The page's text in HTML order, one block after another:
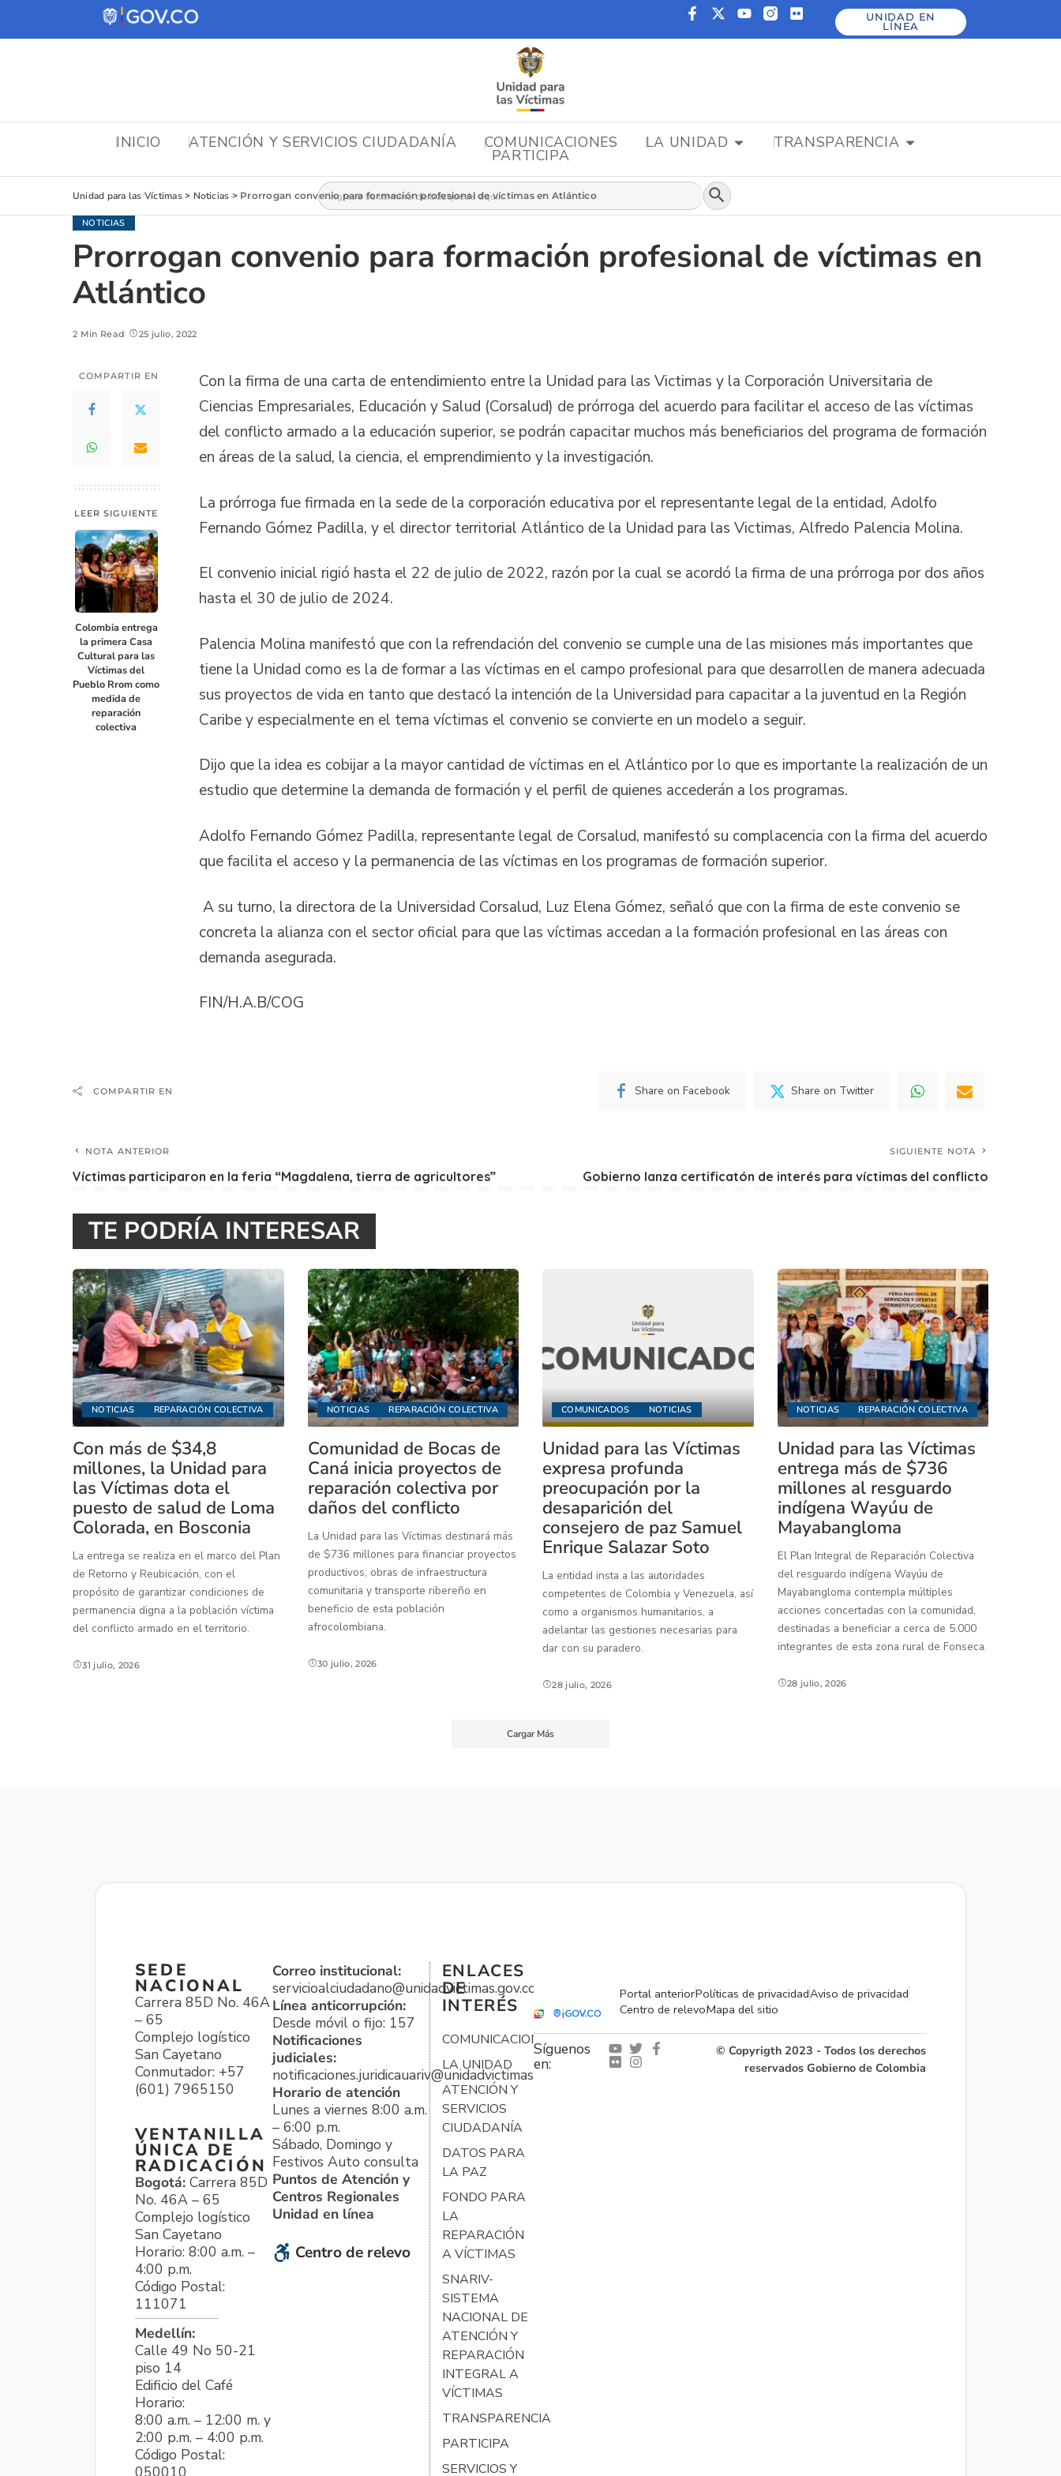
UNIDAD EN
LÍNEA
INICIO ATENCIÓN Y SERVICIOS CIUDADANÍA COMUNICACIONES LA UNIDAD TRANSPARENCIA
PARTICIPA
Buscar: Botón de búsqueda
Unidad para las Víctimas> Noticias > Prorrogan convenio para formación profesional de víctimas en Atlántico
NOTICIAS
Prorrogan convenio para formación profesional de víctimas en
Atlántico
2 Min Read 25 julio, 2022
COMPARTIR EN
LEER SIGUIENTE
Colombia entrega
la primera Casa
Cultural para las
Víctimas del
Pueblo Rrom como
medida de
reparación
colectiva
Con la firma de una carta de entendimiento entre la Unidad para las Victimas y la Corporación Universitaria de
Ciencias Empresariales, Educación y Salud (Corsalud) de prórroga del acuerdo para facilitar el acceso de las víctimas
del conflicto armado a la educación superior, se podrán capacitar muchos más beneficiarios del programa de formación
en áreas de la salud, la ciencia, el emprendimiento y la investigación.
La prórroga fue firmada en la sede de la corporación educativa por el representante legal de la entidad, Adolfo
Fernando Gómez Padilla, y el director territorial Atlántico de la Unidad para las Victimas, Alfredo Palencia Molina.
El convenio inicial rigió hasta el 22 de julio de 2022, razón por la cual se acordó la firma de una prórroga por dos años
hasta el 30 de julio de 2024.
Palencia Molina manifestó que con la refrendación del convenio se cumple una de las misiones más importantes que
tiene la Unidad como es la de formar a las víctimas en el campo profesional para que desarrollen de manera adecuada
sus proyectos de vida en tanto que destacó la intención de la Universidad para capacitar a la juventud en la Región
Caribe y especialmente en el tema víctimas el convenio se convierte en un modelo a seguir.
Dijo que la idea es cobijar a la mayor cantidad de víctimas en el Atlántico por lo que es importante la realización de un
estudio que determine la demanda de formación y el perfil de quienes accederán a los programas.
Adolfo Fernando Gómez Padilla, representante legal de Corsalud, manifestó su complacencia con la firma del acuerdo
que facilita el acceso y la permanencia de las víctimas en los programas de formación superior.
A su turno, la directora de la Universidad Corsalud, Luz Elena Gómez, señaló que con la firma de este convenio se
concreta la alianza con el sector oficial para que las víctimas accedan a la formación profesional en las áreas con
demanda asegurada.
FIN/H.A.B/COG
COMPARTIR EN Share on Facebook Share on Twitter
NOTA ANTERIOR
Víctimas participaron en la feria “Magdalena, tierra de agricultores”
SIGUIENTE NOTA
Gobierno lanza certificatón de interés para víctimas del conflicto
TE PODRÍA INTERESAR
NOTICIAS REPARACIÓN COLECTIVA
Con más de $34,8
millones, la Unidad para
las Víctimas dota el
puesto de salud de Loma
Colorada, en Bosconia
La entrega se realiza en el marco del Plan
de Retorno y Reubicación, con el
propósito de garantizar condiciones de
permanencia digna a la población víctima
del conflicto armado en el territorio.
31 julio, 2026
NOTICIAS REPARACIÓN COLECTIVA
Comunidad de Bocas de
Caná inicia proyectos de
reparación colectiva por
daños del conflicto
La Unidad para las Víctimas destinará más
de $736 millones para financiar proyectos
productivos, obras de infraestructura
comunitaria y transporte ribereño en
beneficio de esta población
afrocolombiana.
30 julio, 2026
COMUNICADOS NOTICIAS
Unidad para las Víctimas
expresa profunda
preocupación por la
desaparición del
consejero de paz Samuel
Enrique Salazar Soto
La entidad insta a las autoridades
competentes de Colombia y Venezuela, así
como a organismos humanitarios, a
adelantar las gestiones necesarias para
dar con su paradero.
28 julio, 2026
NOTICIAS REPARACIÓN COLECTIVA
Unidad para las Víctimas
entrega más de $736
millones al resguardo
indígena Wayúu de
Mayabangloma
El Plan Integral de Reparación Colectiva
del resguardo indígena Wayúu de
Mayabangloma contempla múltiples
acciones concertadas con la comunidad,
destinadas a beneficiar a cerca de 5.000
integrantes de esta zona rural de Fonseca.
28 julio, 2026
Cargar Más
SEDE
NACIONAL
Carrera 85D No. 46A
– 65
Complejo logístico
San Cayetano
Conmutador: +57
(601) 7965150
VENTANILLA
ÚNICA DE
RADICACIÓN
Bogotá: Carrera 85D
No. 46A – 65
Complejo logístico
San Cayetano
Horario: 8:00 a.m. –
4:00 p.m.
Código Postal:
111071
Medellín:
Calle 49 No 50-21
piso 14
Edificio del Café
Horario:
8:00 a.m. – 12:00 m. y
2:00 p.m. – 4:00 p.m.
Código Postal:
050010
Correo institucional:
servicioalciudadano@unidadvictimas.gov.co
Línea anticorrupción:
Desde móvil o fijo: 157
Notificaciones
judiciales:
notificaciones.juridicauariv@unidadvictimas.gov.co
Horario de atención
Lunes a viernes 8:00 a.m.
– 6:00 p.m.
Sábado, Domingo y
Festivos Auto consulta
Puntos de Atención y
Centros Regionales
Unidad en línea
Centro de relevo
ENLACES
DE
INTERÉS
COMUNICACIONES
LA UNIDAD
ATENCIÓN Y
SERVICIOS
CIUDADANÍA
DATOS PARA
LA PAZ
FONDO PARA
LA
REPARACIÓN
A VÍCTIMAS
SNARIV-
SISTEMA
NACIONAL DE
ATENCIÓN Y
REPARACIÓN
INTEGRAL A
VÍCTIMAS
TRANSPARENCIA
PARTICIPA
SERVICIOS Y
Portal anteriorPolíticas de privacidadAviso de privacidad
Centro de relevoMapa del sitio
Síguenos
en:
© Copyrigth 2023 - Todos los derechos
reservados Gobierno de Colombia